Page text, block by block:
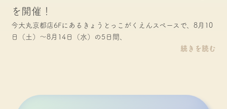
を開催！
今大丸京都店6Fにあるきょうとっこがくえんスペースで、8月10
日（土）〜8月14日（水）の5日間、
続きを読む